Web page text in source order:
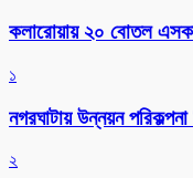
কলারোয়ায় ২০ বোতল
১
নগরঘাটায় উন্নয়ন
২